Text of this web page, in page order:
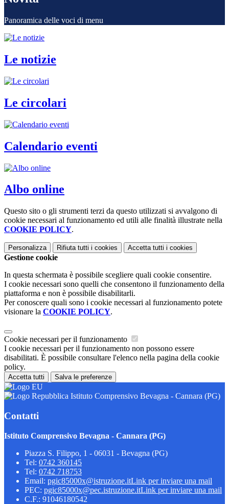
Panoramica delle voci di menu
Le notizie
Le circolari
Calendario eventi
Albo online
Questo sito o gli strumenti terzi da questo utilizzati si avvalgono di
cookie necessari al funzionamento ed utili alle finalità illustrate nella
COOKIE POLICY.
Personalizza Rifiuta tutti i cookies Accetta tutti i cookies
Gestione cookie
In questa schermata è possibile scegliere quali cookie consentire.
I cookie necessari sono quelli che consentono il funzionamento della
piattaforma e non è possibile disabilitarli.
Per conoscere quali sono i cookie necessari al funzionamento potete
visionare la COOKIE POLICY.
Cookie necessari per il funzionamento
I cookie necessari per il funzionamento non possono essere
disabilitati. È possibile consultare l'elenco nella pagina della cookie
policy.
Accetta tutti Salva le preferenze
Istituto Comprensivo Bevagna - Cannara (PG)
Contatti
Istituto Comprensivo Bevagna - Cannara (PG)
Piazza S. Filippo, 1 - 06031 - Bevagna (PG)
Tel: 0742 360145
Tel: 0742 718753
Email: pgic85000x@istruzione.itLink per inviare una mail
PEC: pgic85000x@pec.istruzione.itLink per inviare una mail
C.F.: 91046180542